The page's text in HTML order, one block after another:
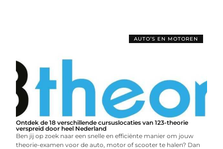
AUTO’S EN MOTOREN
Ontdek de 18 verschillende cursuslocaties van 123-theorie
verspreid door heel Nederland
Ben jij op zoek naar een snelle en efficiënte manier om jouw
theorie-examen voor de auto, motor of scooter te halen? Dan